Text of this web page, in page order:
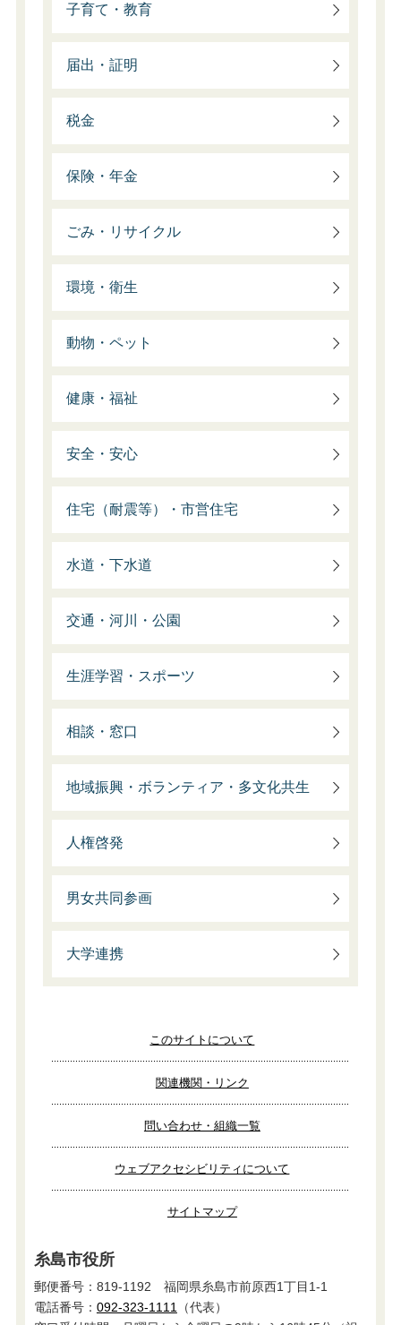
子育て・教育
届出・証明
税金
保険・年金
ごみ・リサイクル
環境・衛生
動物・ペット
健康・福祉
安全・安心
住宅（耐震等）・市営住宅
水道・下水道
交通・河川・公園
生涯学習・スポーツ
相談・窓口
地域振興・ボランティア・多文化共生
人権啓発
男女共同参画
大学連携
このサイトについて
関連機関・リンク
問い合わせ・組織一覧
ウェブアクセシビリティについて
サイトマップ
糸島市役所
郵便番号：819-1192 福岡県糸島市前原西1丁目1-1
電話番号： 092-323-1111（代表）